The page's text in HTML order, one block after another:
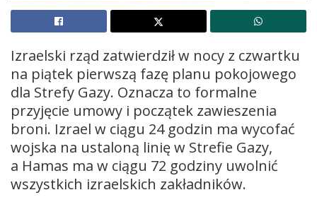
Izraelski rząd zatwierdził w nocy z czwartku
na piątek pierwszą fazę planu pokojowego
dla Strefy Gazy. Oznacza to formalne
przyjęcie umowy i początek zawieszenia
broni. Izrael w ciągu 24 godzin ma wycofać
wojska na ustaloną linię w Strefie Gazy,
a Hamas ma w ciągu 72 godziny uwolnić
wszystkich izraelskich zakładników.